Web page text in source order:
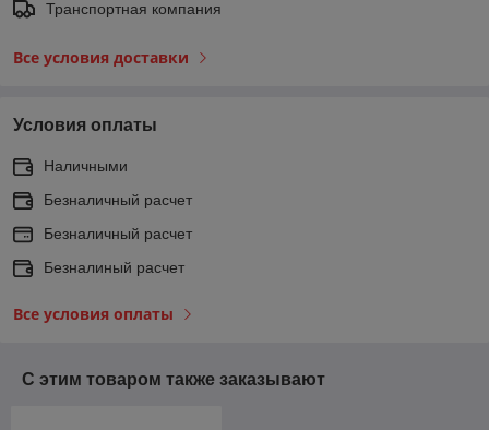
Транспортная компания
Все условия доставки
Условия оплаты
Наличными
Безналичный расчет
Безналичный расчет
Безналиный расчет
Все условия оплаты
С этим товаром также заказывают